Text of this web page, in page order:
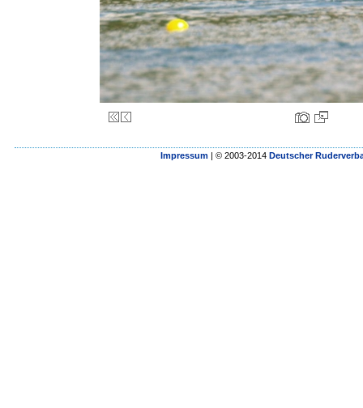
Impressum | © 2003-2014 Deutscher